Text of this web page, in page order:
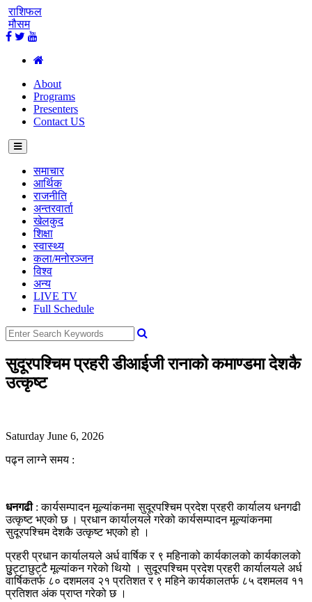
राशिफल
मौसम
About
Programs
Presenters
Contact US
समाचार
आर्थिक
राजनीति
अन्तरवार्ता
खेलकुद
शिक्षा
स्वास्थ्य
कला/मनोरञ्जन
विश्व
अन्य
LIVE TV
Full Schedule
सुदूरपश्चिम प्रहरी डीआईजी रानाको कमाण्डमा देशकै
उत्कृष्ट
Saturday June 6, 2026
पढ्न लाग्ने समय :
धनगढी: कार्यसम्पादन मूल्यांकनमा सुदूरपश्चिम प्रदेश प्रहरी कार्यालय धनगढी
उत्कृष्ट भएको छ । प्रधान कार्यालयले गरेको कार्यसम्पादन मूल्यांकनमा
सुदूरपश्चिम देशकै उत्कृष्ट भएको हो ।
प्रहरी प्रधान कार्यालयले अर्ध वार्षिक र ९ महिनाको कार्यकालको कार्यकालको
छुुट्टाछुट्टै मूल्यांकन गरेको थियो । सुदूरपश्चिम प्रदेश प्रहरी कार्यालयले अर्ध
वार्षिकतर्फ ८० दशमलव २१ प्रतिशत र ९ महिने कार्यकालतर्फ ८५ दशमलव ११
प्रतिशत अंक प्राप्त गरेको छ ।